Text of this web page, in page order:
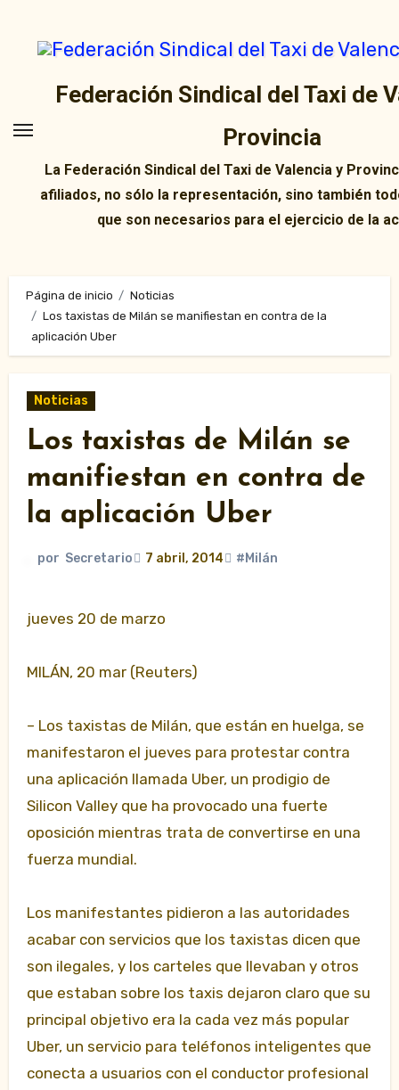
contenido
Federación Sindical del Taxi de
Provincia
La Federación Sindical del Taxi de Valencia y
afiliados, no sólo la representación, sino también
que son necesarios para el ejercicio de la
Página de inicio
Noticias
Los taxistas de Milán se manifiestan en contra de la
aplicación Uber
Noticias
Los taxistas de Milán se
manifiestan en contra de
la aplicación Uber
por Secretario 7 abril, 2014 #Milán
jueves 20 de marzo
MILÁN, 20 mar (Reuters)
– Los taxistas de Milán, que están en huelga, se
manifestaron el jueves para protestar contra
una aplicación llamada Uber, un prodigio de
Silicon Valley que ha provocado una fuerte
oposición mientras trata de convertirse en una
fuerza mundial.
Los manifestantes pidieron a las autoridades
acabar con servicios que los taxistas dicen que
son ilegales, y los carteles que llevaban y otros
que estaban sobre los taxis dejaron claro que su
principal objetivo era la cada vez más popular
Uber, un servicio para teléfonos inteligentes que
conecta a usuarios con el conductor profesional